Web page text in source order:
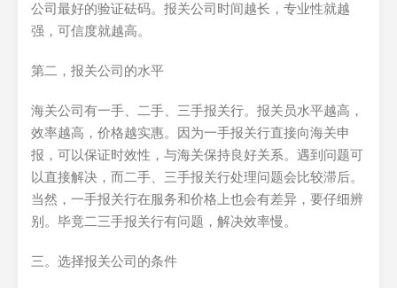
公司最好的验证砝码。报关公司时间越长，专业性就越
强，可信度就越高。
第二，报关公司的水平
海关公司有一手、二手、三手报关行。报关员水平越高，
效率越高，价格越实惠。因为一手报关行直接向海关申
报，可以保证时效性，与海关保持良好关系。遇到问题可
以直接解决，而二手、三手报关行处理问题会比较滞后。
当然，一手报关行在服务和价格上也会有差异，要仔细辨
别。毕竟二三手报关行有问题，解决效率慢。
三。选择报关公司的条件